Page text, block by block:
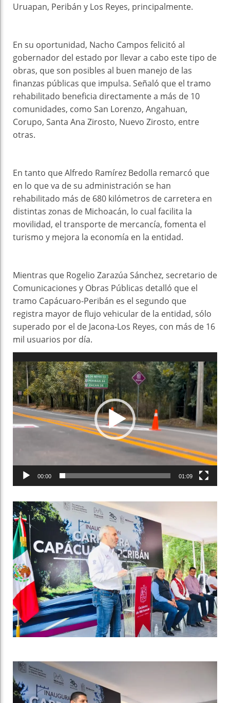
Uruapan, Peribán y Los Reyes, principalmente.
En su oportunidad, Nacho Campos felicitó al
gobernador del estado por llevar a cabo este tipo de
obras, que son posibles al buen manejo de las
finanzas públicas que impulsa. Señaló que el tramo
rehabilitado beneficia directamente a más de 10
comunidades, como San Lorenzo, Angahuan,
Corupo, Santa Ana Zirosto, Nuevo Zirosto, entre
otras.
En tanto que Alfredo Ramírez Bedolla remarcó que
en lo que va de su administración se han
rehabilitado más de 680 kilómetros de carretera en
distintas zonas de Michoacán, lo cual facilita la
movilidad, el transporte de mercancía, fomenta el
turismo y mejora la economía en la entidad.
Mientras que Rogelio Zarazúa Sánchez, secretario de
Comunicaciones y Obras Públicas detalló que el
tramo Capácuaro-Peribán es el segundo que
registra mayor de flujo vehicular de la entidad, sólo
superado por el de Jacona-Los Reyes, con más de 16
mil usuarios por día.
de
vídeo
00:00 01:09